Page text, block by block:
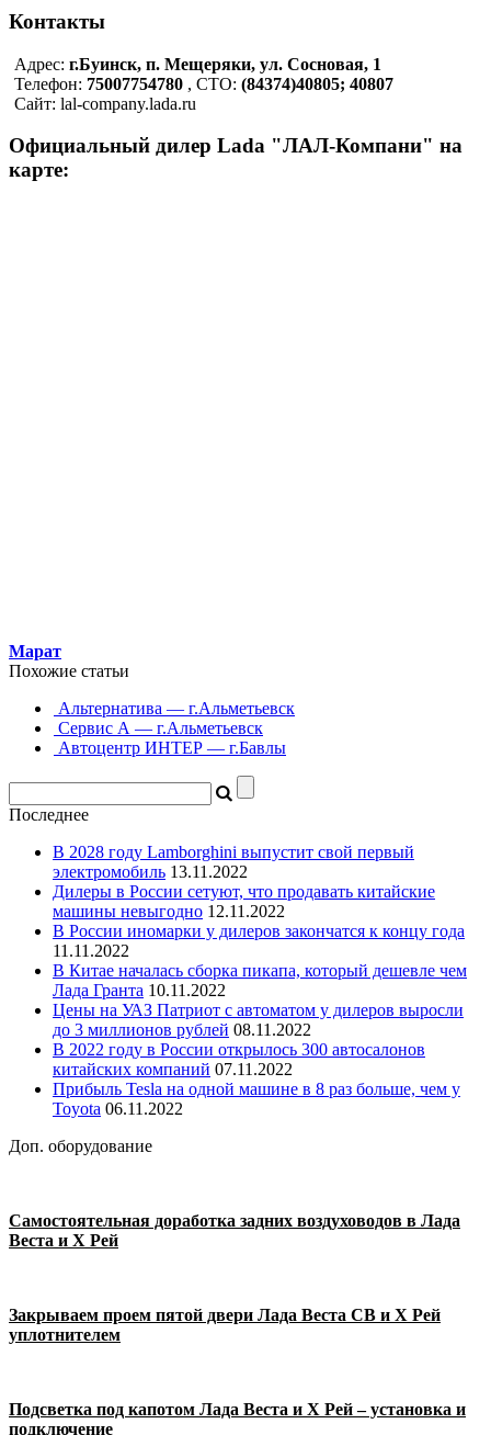
Контакты
Адрес: г.Буинск, п. Мещеряки, ул. Сосновая, 1
Телефон: 75007754780 , СТО: (84374)40805; 40807
Сайт: lal-company.lada.ru
Официальный дилер Lada "ЛАЛ-Компани" на
карте:
Марат
Похожие статьи
Альтернатива — г.Альметьевск
Сервис А — г.Альметьевск
Автоцентр ИНТЕР — г.Бавлы
Последнее
В 2028 году Lamborghini выпустит свой первый
электромобиль 13.11.2022
Дилеры в России сетуют, что продавать китайские
машины невыгодно 12.11.2022
В России иномарки у дилеров закончатся к концу года
11.11.2022
В Китае началась сборка пикапа, который дешевле чем
Лада Гранта 10.11.2022
Цены на УАЗ Патриот с автоматом у дилеров выросли
до 3 миллионов рублей 08.11.2022
В 2022 году в России открылось 300 автосалонов
китайских компаний 07.11.2022
Прибыль Tesla на одной машине в 8 раз больше, чем у
Toyota 06.11.2022
Доп. оборудование
Самостоятельная доработка задних воздуховодов в Лада
Веста и Х Рей
Закрываем проем пятой двери Лада Веста СВ и Х Рей
уплотнителем
Подсветка под капотом Лада Веста и Х Рей – установка и
подключение